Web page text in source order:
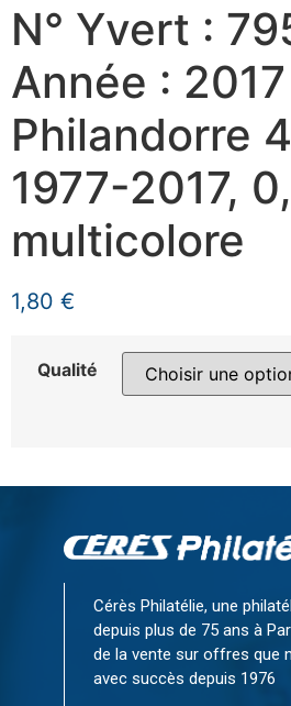
N° Yvert :
Année : 2017
Philandorre
1977-2017,
multicolore
1,80 €
Qualité
Cérès Philatélie, une
depuis plus de 75 ans à
de la vente sur offres que
avec succès depuis 1976